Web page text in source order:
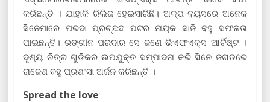
କରିଛନ୍ତି । ଯାହାକି ରିଲିଜ ହେଇସାରିଛି। ଅଳ୍ପ ବୟସରେ ଅନେକ
ସିନେମାରେ ପରଦା ପ୍ରଚ୍ଛଦ ପଟର ନାୟକ ସାଜି ବହୁ ସଫଳତା
ପାଇଛନ୍ତି। ରଙ୍ଗୀନ ପରଦାର ସେ ଜଣେ ଭିଏଫଏକ୍ସ ଆର୍ଟିଷ୍ଟ ।
ଦୃଶ୍ୟ ଚିତ୍ର ଗୁଡିକର ଉପଯୁକ୍ତ ସମ୍ପାଦନା କରି ସିନେ ଜଗତରେ
ରାଜେଶ ବହୁ ପ୍ରଶଂସା ଅର୍ଜନ କରିଛନ୍ତି ।
Spread the love